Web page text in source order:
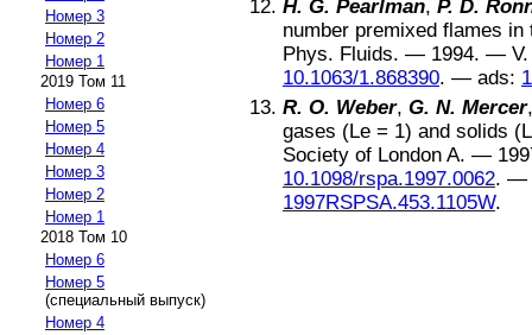
Номер 3
Номер 2
Номер 1
2019 Том 11
Номер 6
Номер 5
Номер 4
Номер 3
Номер 2
Номер 1
2018 Том 10
Номер 6
Номер 5
(специальный выпуск)
Номер 4
H. G. Pearlman, P. D.
number premixed flames
Phys. Fluids. — 1994. —
10.1063/1.868390. — ads:
R. O. Weber, G. N. Mercer
gases (Le = 1) and solids
Society of London A. —
10.1098/rspa.1997.0062. —
1997RSPSA.453.1105W.